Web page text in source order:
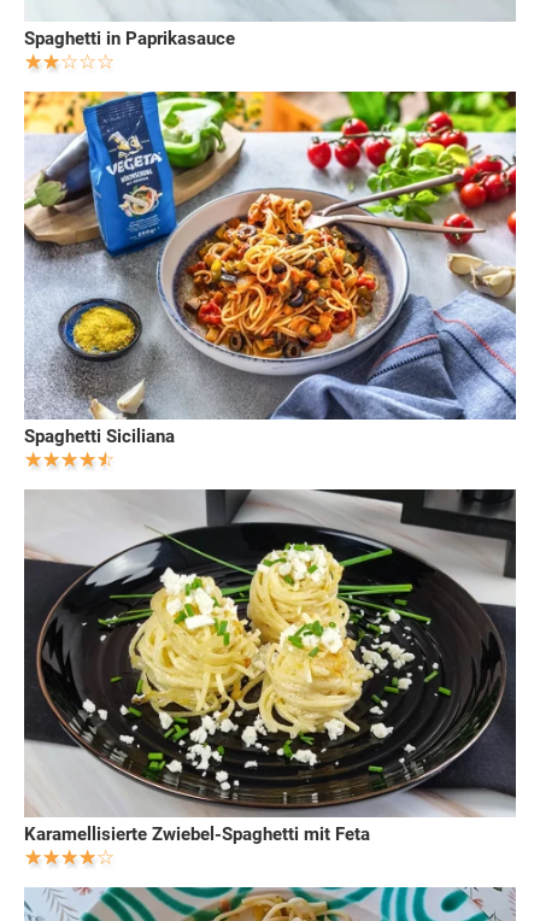
Spaghetti in Paprikasauce
Spaghetti Siciliana
Karamellisierte Zwiebel-Spaghetti mit Feta